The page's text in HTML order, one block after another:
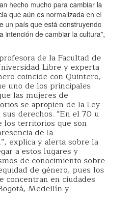
hecho mucho para cambiar la
que aún es normalizada en el
un país que está construyendo
intención de cambiar la cultura”,
de la Facultad de
Libre y experta
coincide con Quintero,
uno de los principales
las mujeres de
se apropien de la Ley
sus derechos. “En el 70 u
los territorios que son
de la
explica y alerta sobre la
a estos lugares y
de conocimiento sobre
de género, pues los
concentran en ciudades
Medellín y